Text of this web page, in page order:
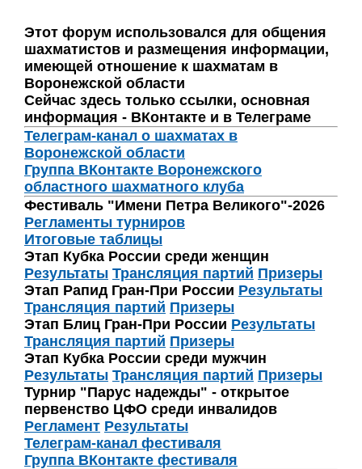
Этот форум использовался для общения
шахматистов и размещения информации,
имеющей отношение к шахматам в
Воронежской области
Сейчас здесь только ссылки, основная
информация - ВКонтакте и в Телеграме
Телеграм-канал о шахматах в
Воронежской области
Группа ВКонтакте Воронежского
областного шахматного клуба
Фестиваль "Имени Петра Великого"-2026
Регламенты турниров
Итоговые таблицы
Этап Кубка России среди женщин
Результаты Трансляция партий Призеры
Этап Рапид Гран-При России Результаты
Трансляция партий Призеры
Этап Блиц Гран-При России Результаты
Трансляция партий Призеры
Этап Кубка России среди мужчин
Результаты Трансляция партий Призеры
Турнир "Парус надежды" - открытое
первенство ЦФО среди инвалидов
Регламент Результаты
Телеграм-канал фестиваля
Группа ВКонтакте фестиваля